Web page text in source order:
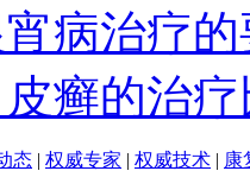
病治疗
癣的治
态 | 权威专家 | 权威技术 | 康